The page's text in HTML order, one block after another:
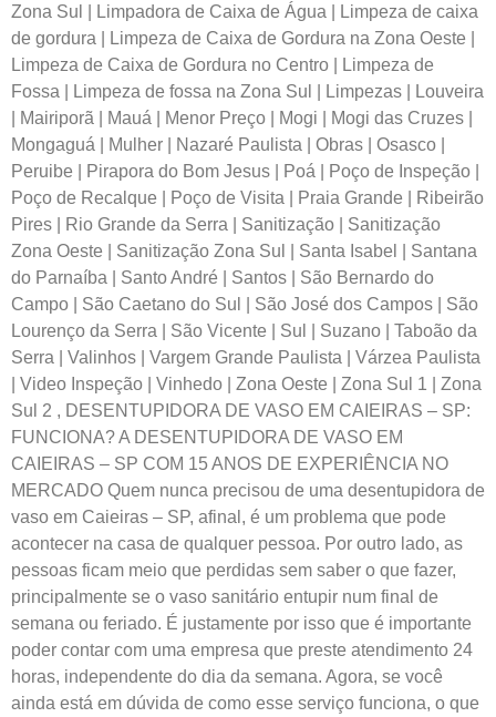
Zona Sul | Limpadora de Caixa de Água | Limpeza de caixa
de gordura | Limpeza de Caixa de Gordura na Zona Oeste |
Limpeza de Caixa de Gordura no Centro | Limpeza de
Fossa | Limpeza de fossa na Zona Sul | Limpezas | Louveira
| Mairiporã | Mauá | Menor Preço | Mogi | Mogi das Cruzes |
Mongaguá | Mulher | Nazaré Paulista | Obras | Osasco |
Peruibe | Pirapora do Bom Jesus | Poá | Poço de Inspeção |
Poço de Recalque | Poço de Visita | Praia Grande | Ribeirão
Pires | Rio Grande da Serra | Sanitização | Sanitização
Zona Oeste | Sanitização Zona Sul | Santa Isabel | Santana
do Parnaíba | Santo André | Santos | São Bernardo do
Campo | São Caetano do Sul | São José dos Campos | São
Lourenço da Serra | São Vicente | Sul | Suzano | Taboão da
Serra | Valinhos | Vargem Grande Paulista | Várzea Paulista
| Video Inspeção | Vinhedo | Zona Oeste | Zona Sul 1 | Zona
Sul 2 , DESENTUPIDORA DE VASO EM CAIEIRAS – SP:
FUNCIONA? A DESENTUPIDORA DE VASO EM
CAIEIRAS – SP COM 15 ANOS DE EXPERIÊNCIA NO
MERCADO Quem nunca precisou de uma desentupidora de
vaso em Caieiras – SP, afinal, é um problema que pode
acontecer na casa de qualquer pessoa. Por outro lado, as
pessoas ficam meio que perdidas sem saber o que fazer,
principalmente se o vaso sanitário entupir num final de
semana ou feriado. É justamente por isso que é importante
poder contar com uma empresa que preste atendimento 24
horas, independente do dia da semana. Agora, se você
ainda está em dúvida de como esse serviço funciona, o que